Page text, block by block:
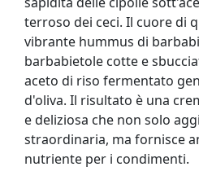
terroso dei ceci. Il cuore di
vibrante hummus di
barbabietole cotte e
aceto di riso fermentato
d'oliva. Il risultato è una
e deliziosa che non solo
straordinaria, ma fornisce
nutriente per i condimenti.